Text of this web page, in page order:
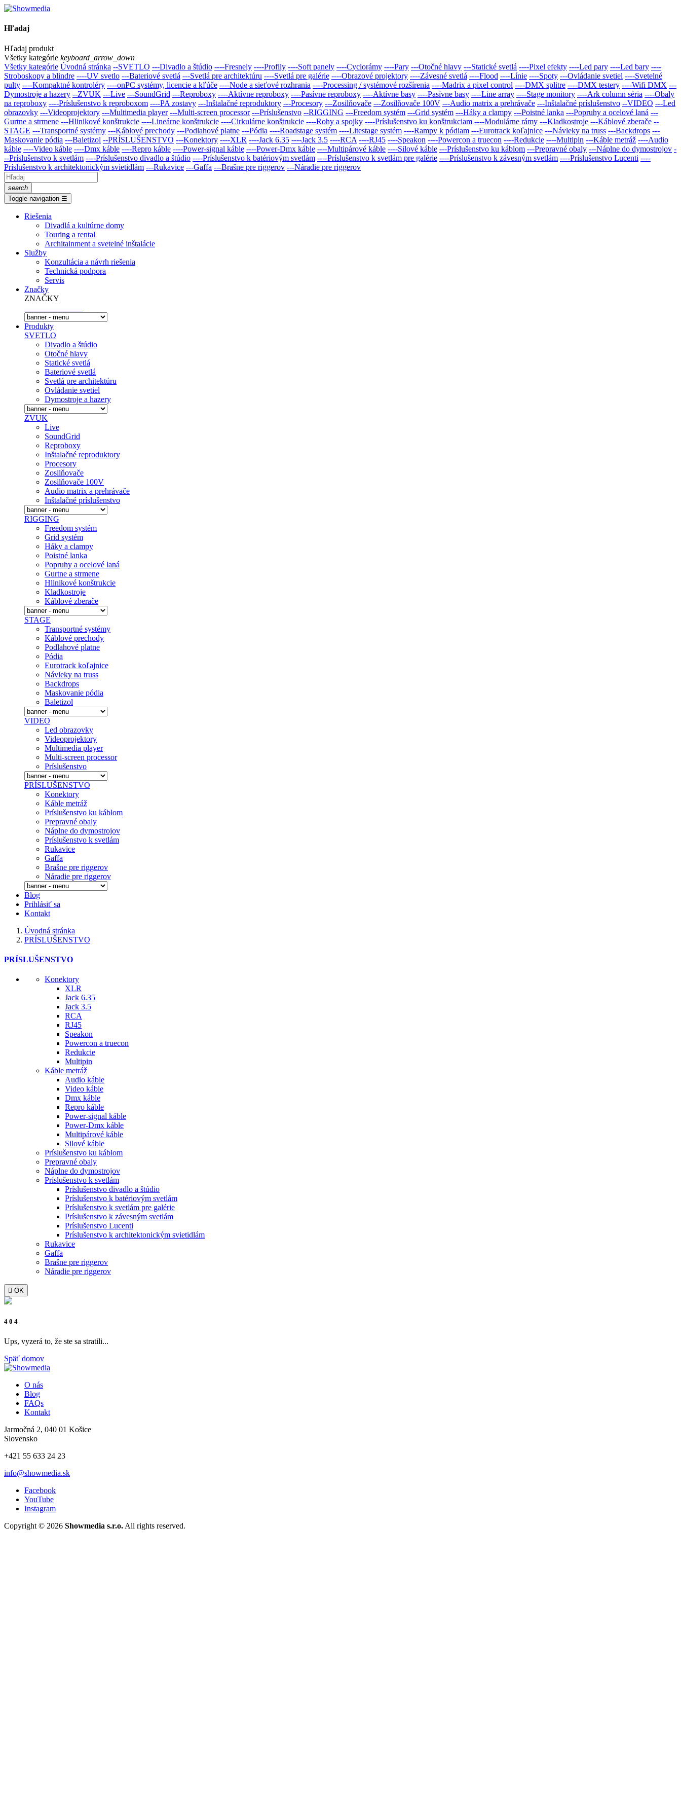
Hľadaj
Hľadaj produkt
Všetky kategórie keyboard_arrow_down
Všetky kategórie Úvodná stránka --SVETLO ---Divadlo a štúdio ----Fresnely ----Profily ----Soft panely ----Cyclorámy ----Pary ---Otočné hlavy ---Statické svetlá ----Pixel efekty ----Led pary ----Led bary ----
Stroboskopy a blindre ----UV svetlo ---Bateriové svetlá ---Svetlá pre architektúru ----Svetlá pre galérie ----Obrazové projektory ----Závesné svetlá ----Flood ----Línie ----Spoty ---Ovládanie svetiel ----Svetelné
pulty ----Kompaktné kontroléry ----onPC systémy, licencie a kľúče ----Node a sieťové rozhrania ----Processing / systémové rozšírenia ----Madrix a pixel control ----DMX splitre ----DMX testery ----Wifi DMX ---
Dymostroje a hazery --ZVUK ---Live ---SoundGrid ---Reproboxy ----Aktívne reproboxy ----Pasívne reproboxy ----Aktívne basy ----Pasívne basy ----Line array ----Stage monitory ----Ark column séria ----Obaly
na reproboxy ----Príslušenstvo k reproboxom ----PA zostavy ---Inštalačné reproduktory ---Procesory ---Zosilňovače ---Zosilňovače 100V ---Audio matrix a prehrávače ---Inštalačné prí­slušenstvo --VIDEO ---Led
obrazovky ---Videoprojektory ---Multimedia player ---Multi-screen processor ---Príslušenstvo --RIGGING ---Freedom systém ---Grid systém ---Háky a clampy ---Poistné lanka ---Popruhy a ocelové laná ---
Gurtne a strmene ---Hlinikové konštrukcie ----Lineárne konštrukcie ----Cirkulárne konštrukcie ----Rohy a spojky ----Príslušenstvo ku konštrukciam ----Modulárne rámy ---Kladkostroje ---Káblové zberače --
STAGE ---Transportné systémy ---Káblové prechody ---Podlahové platne ---Pódia ----Roadstage systém ----Litestage systém ----Rampy k pódiam ---Eurotrack koľajnice ---Návleky na truss ---Backdrops ---
Maskovanie pódia ---Baletizol --PRÍSLUŠENSTVO ---Konektory ----XLR ----Jack 6.35 ----Jack 3.5 ----RCA ----RJ45 ----Speakon ----Powercon a truecon ----Redukcie ----Multipin ---Káble metráž ----Audio
káble ----Video káble ----Dmx káble ----Repro káble ----Power-signal káble ----Power-Dmx káble ----Multipárové káble ----Silové káble ---Príslušenstvo ku káblom ---Prepravné obaly ---Náplne do dymostrojov -
--Prí­slušenstvo k svetlám ----Príslušenstvo divadlo a štúdio ----Príslušenstvo k batériovým svetlám ----Príslušenstvo k svetlám pre galérie ----Príslušenstvo k závesným svetlám ----Príslušenstvo Lucenti ----
Príslušenstvo k architektonickým svietidlám ---Rukavice ---Gaffa ---Brašne pre riggerov ---Náradie pre riggerov
search
Toggle navigation ☰
Riešenia
Divadlá a kultúrne domy
Touring a rental
Architainment a svetelné inštalácie
Služby
Konzultácia a návrh riešenia
Technická podpora
Servis
Značky
ZNAČKY
Produkty
SVETLO
Divadlo a štúdio
Otočné hlavy
Statické svetlá
Bateriové svetlá
Svetlá pre architektúru
Ovládanie svetiel
Dymostroje a hazery
ZVUK
Live
SoundGrid
Reproboxy
Inštalačné reproduktory
Procesory
Zosilňovače
Zosilňovače 100V
Audio matrix a prehrávače
Inštalačné prí­slušenstvo
RIGGING
Freedom systém
Grid systém
Háky a clampy
Poistné lanka
Popruhy a ocelové laná
Gurtne a strmene
Hlinikové konštrukcie
Kladkostroje
Káblové zberače
STAGE
Transportné systémy
Káblové prechody
Podlahové platne
Pódia
Eurotrack koľajnice
Návleky na truss
Backdrops
Maskovanie pódia
Baletizol
VIDEO
Led obrazovky
Videoprojektory
Multimedia player
Multi-screen processor
Príslušenstvo
PRÍSLUŠENSTVO
Konektory
Káble metráž
Príslušenstvo ku káblom
Prepravné obaly
Náplne do dymostrojov
Prí­slušenstvo k svetlám
Rukavice
Gaffa
Brašne pre riggerov
Náradie pre riggerov
Blog
Prihlásiť sa
Kontakt
Úvodná stránka
PRÍSLUŠENSTVO
PRÍSLUŠENSTVO
Konektory
XLR
Jack 6.35
Jack 3.5
RCA
RJ45
Speakon
Powercon a truecon
Redukcie
Multipin
Káble metráž
Audio káble
Video káble
Dmx káble
Repro káble
Power-signal káble
Power-Dmx káble
Multipárové káble
Silové káble
Príslušenstvo ku káblom
Prepravné obaly
Náplne do dymostrojov
Prí­slušenstvo k svetlám
Príslušenstvo divadlo a štúdio
Príslušenstvo k batériovým svetlám
Príslušenstvo k svetlám pre galérie
Príslušenstvo k závesným svetlám
Príslušenstvo Lucenti
Príslušenstvo k architektonickým svietidlám
Rukavice
Gaffa
Brašne pre riggerov
Náradie pre riggerov
 OK
4 0 4
Ups, vyzerá to, že ste sa stratili...
Späť domov
O nás
Blog
FAQs
Kontakt
Jarmočná 2, 040 01 Košice
Slovensko
+421 55 633 24 23
info@showmedia.sk
Facebook
YouTube
Instagram
Copyright © 2026 Showmedia s.r.o.All rights reserved.